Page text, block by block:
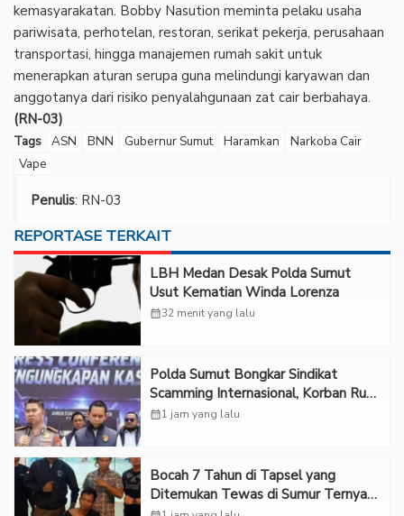
kemasyarakatan. Bobby Nasution meminta pelaku usaha
pariwisata, perhotelan, restoran, serikat pekerja, perusahaan
transportasi, hingga manajemen rumah sakit untuk
menerapkan aturan serupa guna melindungi karyawan dan
anggotanya dari risiko penyalahgunaan zat cair berbahaya.
(RN-03)
Tags ASN BNN Gubernur Sumut Haramkan
Narkoba Cair
Vape
Penulis: RN-03
REPORTASE TERKAIT
LBH Medan Desak Polda Sumut
Usut Kematian Winda Lorenza
calendar_month32 menit yang lalu
Polda Sumut Bongkar Sindikat
Scamming Internasional, Korban Rugi
Rp6,7 Miliar
calendar_month1 jam yang lalu
Bocah 7 Tahun di Tapsel yang
Ditemukan Tewas di Sumur Ternyata